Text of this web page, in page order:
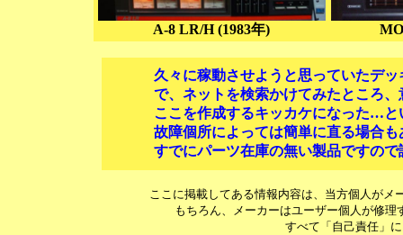
A-8 LR/H (1983年)
久々に稼動させようと思っていたデッ
で、ネットを検索かけてみたところ、
ここを作成するキッカケになった…と
故障個所によっては簡単に直る場合もあ
すでにパーツ在庫の無い製品ですので
ここに掲載してある情報内容は、当方個人が
もちろん、メーカーはユーザー個人が修
すべて「自己責任」